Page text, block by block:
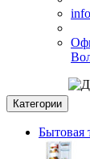
Категории
Бытовая